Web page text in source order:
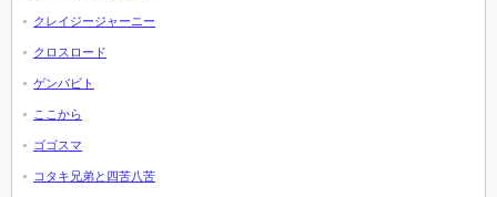
クレイジージャーニー
クロスロード
ゲンバビト
ここから
ゴゴスマ
コタキ兄弟と四苦八苦